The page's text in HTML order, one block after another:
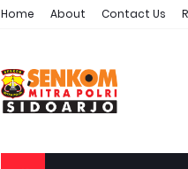
Home About Contact Us